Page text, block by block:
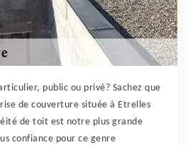
public ou privé? Sachez que
de couverture située à Etrelles
de toit est notre plus grande
confiance pour ce genre